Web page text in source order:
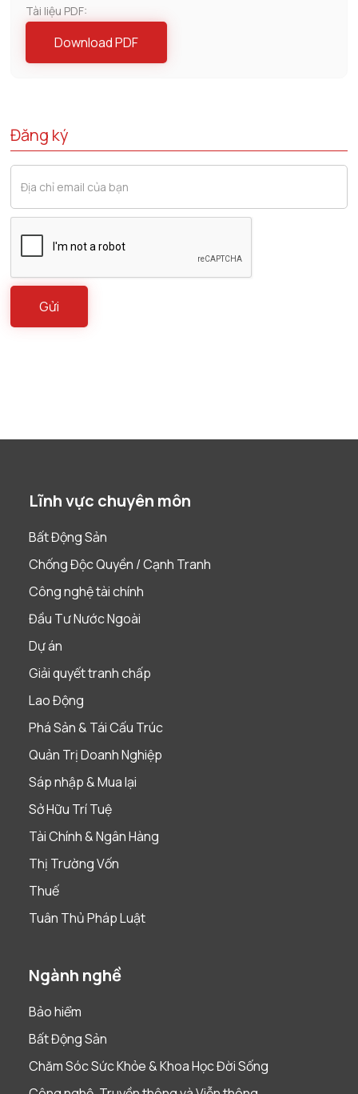
Tài liệu PDF:
Download PDF
Đăng ký
Lĩnh vực chuyên môn
Bất Động Sản
Chống Độc Quyền / Cạnh Tranh
Công nghệ tài chính
Đầu Tư Nước Ngoài
Dự án
Giải quyết tranh chấp
Lao Động
Phá Sản & Tái Cấu Trúc
Quản Trị Doanh Nghiệp
Sáp nhập & Mua lại
Sở Hữu Trí Tuệ
Tài Chính & Ngân Hàng
Thị Trường Vốn
Thuế
Tuân Thủ Pháp Luật
Ngành nghề
Bảo hiểm
Bất Động Sản
Chăm Sóc Sức Khỏe & Khoa Học Đời Sống